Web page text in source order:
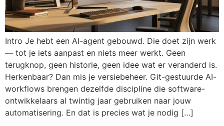
Intro Je hebt een AI-agent gebouwd. Die doet zijn werk
— tot je iets aanpast en niets meer werkt. Geen
terugknop, geen historie, geen idee wat er veranderd is.
Herkenbaar? Dan mis je versiebeheer. Git-gestuurde AI-
workflows brengen dezelfde discipline die software-
ontwikkelaars al twintig jaar gebruiken naar jouw
automatisering. En dat is precies wat je nodig […]